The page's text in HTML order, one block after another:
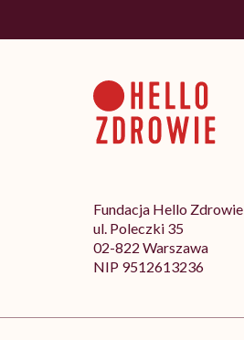
Fundacja Hello Zdrowie
ul. Poleczki 35
02-822 Warszawa
NIP 9512613236